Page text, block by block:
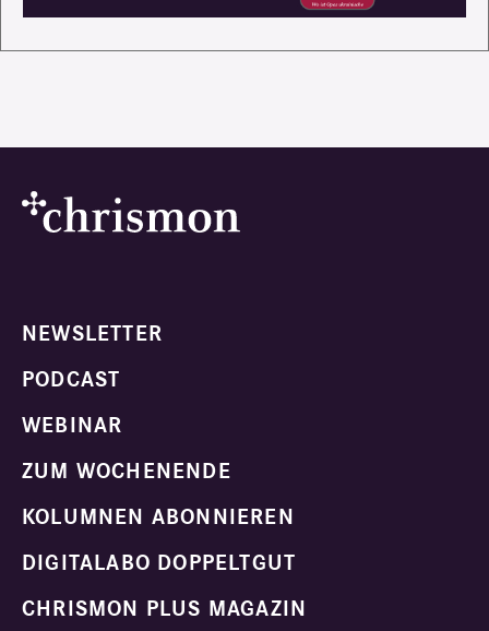
NEWSLETTER
PODCAST
WEBINAR
ZUM WOCHENENDE
KOLUMNEN ABONNIEREN
DIGITALABO DOPPELTGUT
CHRISMON PLUS MAGAZIN